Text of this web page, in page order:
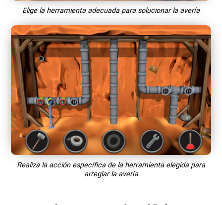
Elige la herramienta adecuada para solucionar la avería
Realiza la acción específica de la herramienta elegida para
arreglar la avería